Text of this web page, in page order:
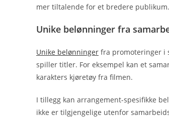
mer tiltalende for et bredere publikum.
Unike belønninger fra
Unike belønninger fra promoteringer i
spiller titler. For eksempel kan et
karakters kjøretøy fra filmen.
I tillegg kan arrangement-spesifikke
ikke er tilgjengelige utenfor